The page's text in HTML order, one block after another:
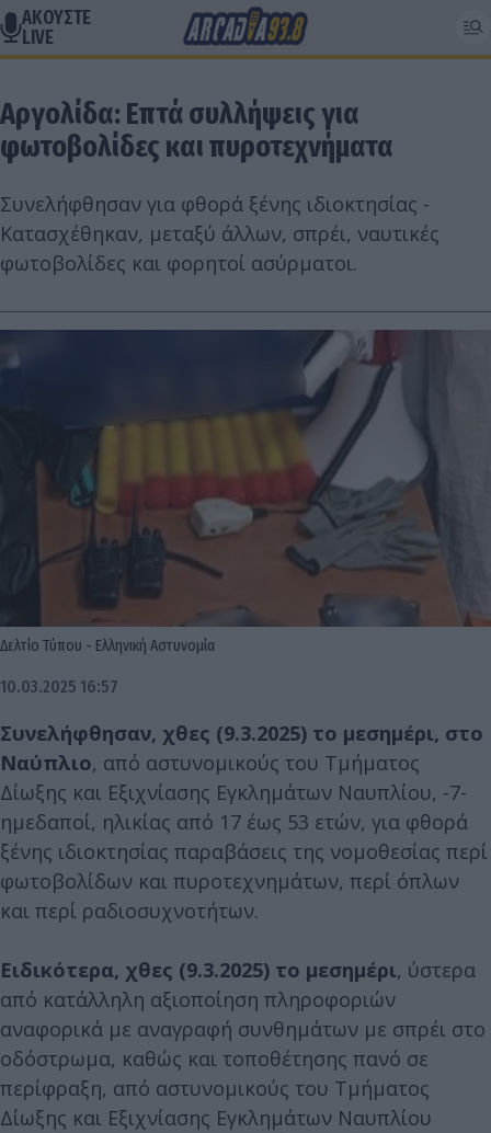
ΑΚΟΥΣΤΕ
LIVE
Αργολίδα: Επτά συλλήψεις για
φωτοβολίδες και πυροτεχνήματα
Συνελήφθησαν για φθορά ξένης ιδιοκτησίας -
Κατασχέθηκαν, μεταξύ άλλων, σπρέι, ναυτικές
φωτοβολίδες και φορητοί ασύρματοι.
Δελτίο Τύπου - Ελληνική Αστυνομία
10.03.2025 16:57
Συνελήφθησαν, χθες (9.3.2025) το μεσημέρι, στο
Ναύπλιο, από αστυνομικούς του Τμήματος
Δίωξης και Εξιχνίασης Εγκλημάτων Ναυπλίου, -7-
ημεδαποί, ηλικίας από 17 έως 53 ετών, για φθορά
ξένης ιδιοκτησίας παραβάσεις της νομοθεσίας περί
φωτοβολίδων και πυροτεχνημάτων, περί όπλων
και περί ραδιοσυχνοτήτων.
Ειδικότερα, χθες (9.3.2025) το μεσημέρι, ύστερα
από κατάλληλη αξιοποίηση πληροφοριών
αναφορικά με αναγραφή συνθημάτων με σπρέι στο
οδόστρωμα, καθώς και τοποθέτησης πανό σε
περίφραξη, από αστυνομικούς του Τμήματος
Δίωξης και Εξιχνίασης Εγκλημάτων Ναυπλίου